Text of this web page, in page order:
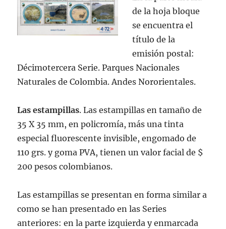
de la hoja bloque
se encuentra el
título de la
emisión postal:
Décimotercera Serie. Parques Nacionales
Naturales de Colombia. Andes Nororientales.
Las estampillas. Las estampillas en tamaño de
35 X 35 mm, en policromía, más una tinta
especial fluorescente invisible, engomado de
110 grs. y goma PVA, tienen un valor facial de $
200 pesos colombianos.
Las estampillas se presentan en forma similar a
como se han presentado en las Series
anteriores: en la parte izquierda y enmarcada